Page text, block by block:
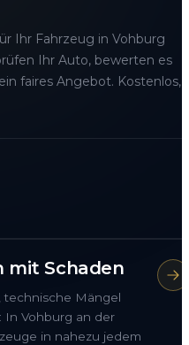
Ihr Fahrzeug in Vohburg
Ihr Auto, bewerten es
faires Angebot. Kostenlos,
mit Schaden
technische Mängel
In Vohburg an der
in nahezu jedem